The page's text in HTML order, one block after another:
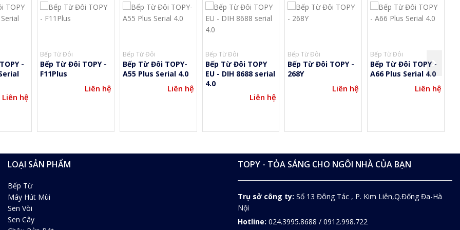
-
Liên hệ
Bếp Từ Đôi
Bếp Từ Đôi TOPY -
F11Plus
Liên hệ
Bếp Từ Đôi
Bếp Từ Đôi TOPY-
A55 Plus Serial 4.0
Liên hệ
Bếp Từ Đôi
Bếp Từ Đôi TOPY
EU - DIH 8688 serial
4.0
Liên hệ
Bếp Từ Đôi
Bếp Từ Đôi TOPY -
268Y
Liên hệ
Bếp Từ Đôi
Bếp Từ Đôi TOPY -
A66 Plus Serial 4.0
Liên hệ
LOẠI SẢN PHẨM
Bếp Từ
Máy Hút Mùi
Sen Vòi
Sen Cây
TOPY - TỎA SÁNG CHO NGÔI NHÀ CỦA BẠN
Trụ sở công ty: Số 13 Đông Tác , P. Kim Liên,Q.Đống Đa-Hà
Nội
Hotline: 024.3995.8688 / 0912.998.722